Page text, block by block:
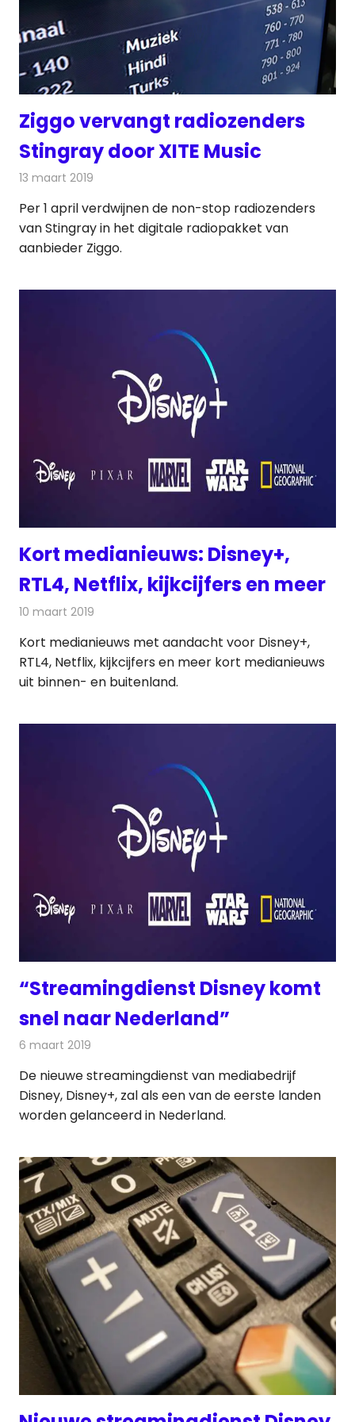
Ziggo vervangt radiozenders
Stingray door XITE Music
13 maart 2019
Per 1 april verdwijnen de non-stop radiozenders
van Stingray in het digitale radiopakket van
aanbieder Ziggo.
Kort medianieuws: Disney+,
RTL4, Netflix, kijkcijfers en meer
10 maart 2019
Kort medianieuws met aandacht voor Disney+,
RTL4, Netflix, kijkcijfers en meer kort medianieuws
uit binnen- en buitenland.
“Streamingdienst Disney komt
snel naar Nederland”
6 maart 2019
De nieuwe streamingdienst van mediabedrijf
Disney, Disney+, zal als een van de eerste landen
worden gelanceerd in Nederland.